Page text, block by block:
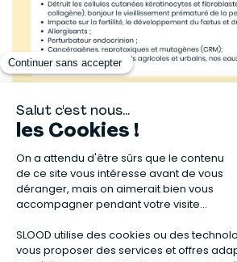
Sources :
UFC Que Choisir
Cosmébio.